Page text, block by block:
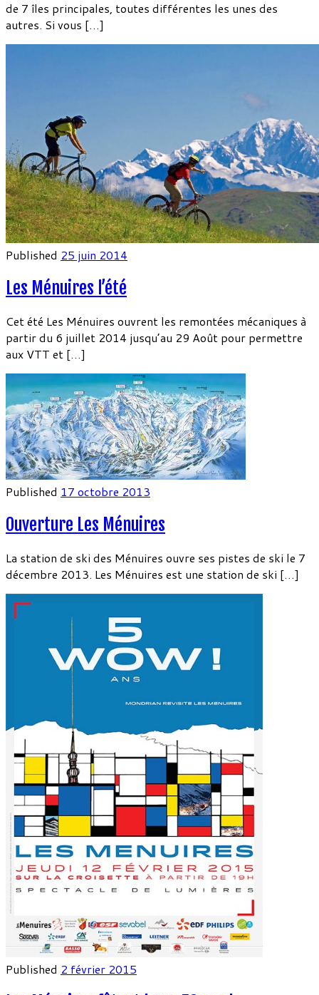
de 7 îles principales, toutes différentes les unes des
autres. Si vous […]
Published 25 juin 2014
Les Ménuires l’été
Cet été Les Ménuires ouvrent les remontées mécaniques à
partir du 6 juillet 2014 jusqu’au 29 Août pour permettre
aux VTT et […]
Published 17 octobre 2013
Ouverture Les Ménuires
La station de ski des Ménuires ouvre ses pistes de ski le 7
décembre 2013. Les Ménuires est une station de ski […]
Published 2 février 2015